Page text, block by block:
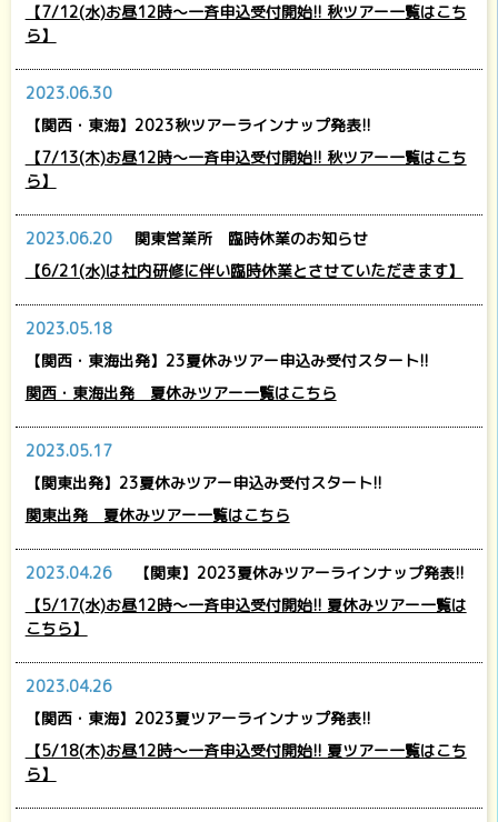
【7/12(水)お昼12時～一斉申込受付開始!! 秋ツアー一覧はこち
ら】
2023.06.30
【関西・東海】2023秋ツアーラインナップ発表!!
【7/13(木)お昼12時～一斉申込受付開始!! 秋ツアー一覧はこち
ら】
2023.06.20
関東営業所 臨時休業のお知らせ
【6/21(水)は社内研修に伴い臨時休業とさせていただきます】
2023.05.18
【関西・東海出発】23夏休みツアー申込み受付スタート!!
関西・東海出発 夏休みツアー一覧はこちら
2023.05.17
【関東出発】23夏休みツアー申込み受付スタート!!
関東出発 夏休みツアー一覧はこちら
2023.04.26
【関東】2023夏休みツアーラインナップ発表!!
【5/17(水)お昼12時～一斉申込受付開始!! 夏休みツアー一覧は
こちら】
2023.04.26
【関西・東海】2023夏ツアーラインナップ発表!!
【5/18(木)お昼12時～一斉申込受付開始!! 夏ツアー一覧はこち
ら】